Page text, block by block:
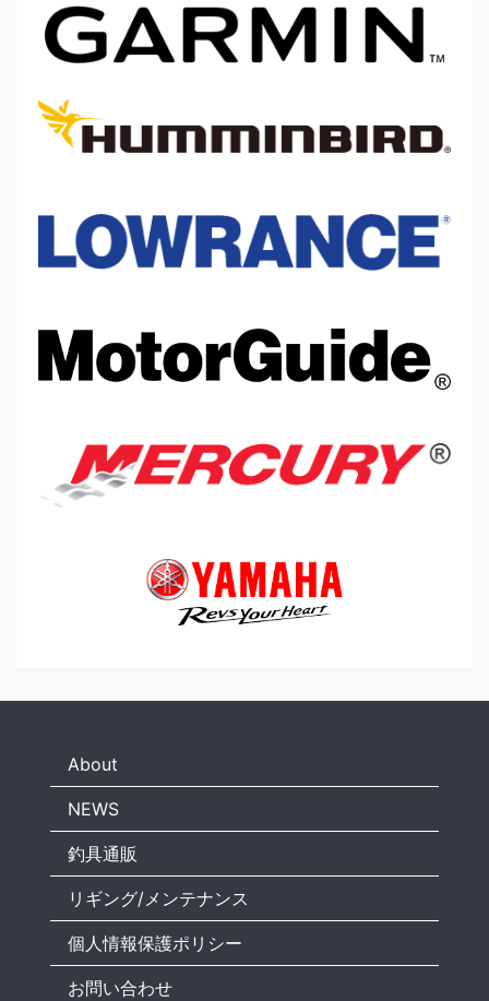
About
NEWS
釣具通販
リギング/メンテナンス
個人情報保護ポリシー
お問い合わせ